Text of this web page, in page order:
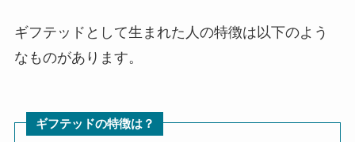
ギフテッドとして生まれた人の特徴は以下のよう
なものがあります。
ギフテッドの特徴は？